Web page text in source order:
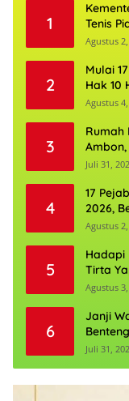
1
Tenis
Agustus
2
Mulai
Hak 10
Agustus
3
Rumah
Boleh
Juli 31,
4
17
2026,
Agustus
5
Hadapi
Tirta
Agustus
6
Janji
Bersih
Juli 31,